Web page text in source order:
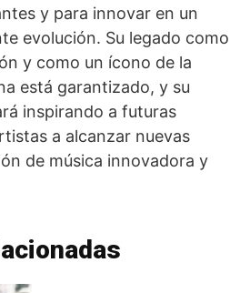
y para innovar en un
evolución. Su legado como
y como un ícono de la
está garantizado, y su
inspirando a futuras
a alcanzar nuevas
de música innovadora y